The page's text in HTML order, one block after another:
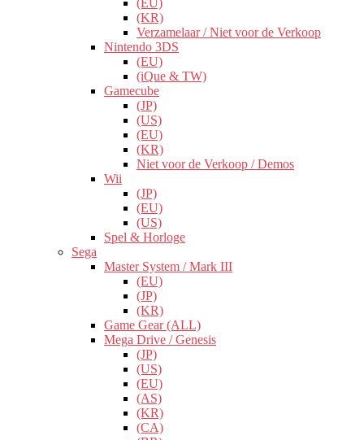
(EU)
(KR)
Verzamelaar / Niet voor de Verkoop
Nintendo 3DS
(EU)
(iQue & TW)
Gamecube
(JP)
(US)
(EU)
(KR)
Niet voor de Verkoop / Demos
Wii
(JP)
(EU)
(US)
Spel & Horloge
Sega
Master System / Mark III
(EU)
(JP)
(KR)
Game Gear (ALL)
Mega Drive / Genesis
(JP)
(US)
(EU)
(AS)
(KR)
(CA)